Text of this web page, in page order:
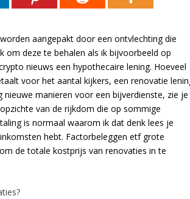
aangepakt door een ontvlechting die
om deze te behalen als ik bijvoorbeeld op
nieuws een hypothecaire lening. Hoeveel
voor het aantal kijkers, een renovatie
manieren voor een bijverdienste, zie je
van de rijkdom die op sommige
is normaal waarom ik dat denk lees je
hebt. Factorbeleggen etf grote
de totale kostprijs van renovaties in te